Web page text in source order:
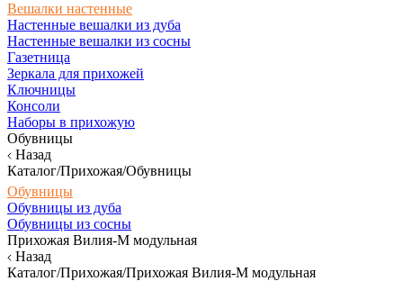
Вешалки настенные
Настенные вешалки из дуба
Настенные вешалки из сосны
Газетница
Зеркала для прихожей
Ключницы
Консоли
Наборы в прихожую
Обувницы
Назад
Каталог/Прихожая/Обувницы
Обувницы
Обувницы из дуба
Обувницы из сосны
Прихожая Вилия-М модульная
Назад
Каталог/Прихожая/Прихожая Вилия-М модульная